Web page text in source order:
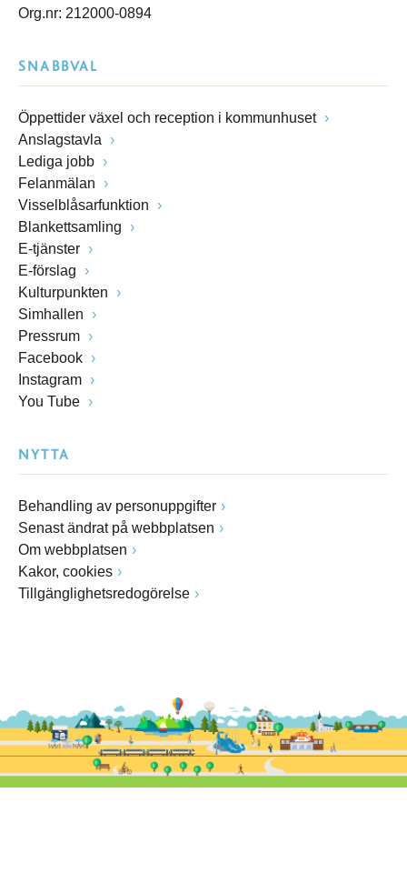
Org.nr: 212000-0894
SNABBVAL
Öppettider växel och reception i kommunhuset
Anslagstavla
Lediga jobb
Felanmälan
Visselblåsarfunktion
Blankettsamling
E-tjänster
E-förslag
Kulturpunkten
Simhallen
Pressrum
Facebook
Instagram
You Tube
NYTTA
Behandling av personuppgifter
Senast ändrat på webbplatsen
Om webbplatsen
Kakor, cookies
Tillgänglighetsredogörelse